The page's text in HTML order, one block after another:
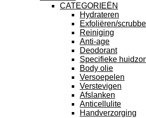
CATEGORIEËN
Hydrateren
Exfoliëren/
Reiniging
Anti-age
Deodorant
Specifieke
Body olie
Versoepelen
Verstevigen
Afslanken
Anticellulite
Handverzorging